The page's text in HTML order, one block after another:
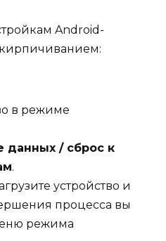
Android-
в режиме
данных / сброс к
.
устройство и
процесса вы
режима